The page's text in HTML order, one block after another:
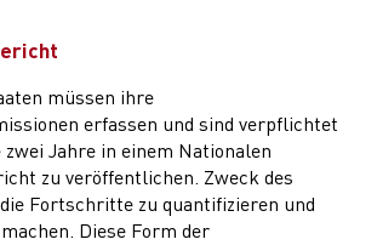
müssen ihre
erfassen und sind verpflichtet
Jahre in einem Nationalen
zu veröffentlichen. Zweck des
Fortschritte zu quantifizieren und
Diese Form der